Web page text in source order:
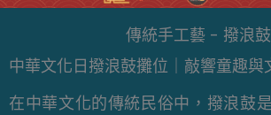
傳統手工藝 - 撥浪鼓
中華文化日撥浪鼓攤位｜敲響童趣與
在中華文化的傳統民俗中，撥浪鼓